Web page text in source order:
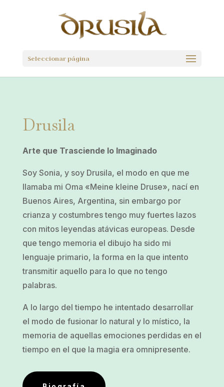
Seleccionar página
Drusila
Arte que Trasciende lo Imaginado
Soy Sonia, y soy Drusila, el modo en que me
llamaba mi Oma «Meine kleine Druse», nací en
Buenos Aires, Argentina, sin embargo por
crianza y costumbres tengo muy fuertes lazos
con mitos leyendas atávicas europeas. Desde
que tengo memoria el dibujo ha sido mi
lenguaje primario, la forma en la que intento
transmitir aquello para lo que no tengo
palabras.
A lo largo del tiempo he intentado desarrollar
el modo de fusionar lo natural y lo místico, la
memoria de aquellas emociones perdidas en el
tiempo en el que la magia era omnipresente.